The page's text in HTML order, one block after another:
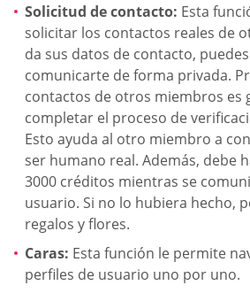
Solicitud de contacto: Esta
solicitar los contactos reales de
da sus datos de contacto,
comunicarte de forma privada.
contactos de otros miembros es
completar el proceso de
Esto ayuda al otro miembro a
ser humano real. Además, debe
3000 créditos mientras se
usuario. Si no lo hubiera hecho,
regalos y flores.
Caras: Esta función le permite
perfiles de usuario uno por uno.